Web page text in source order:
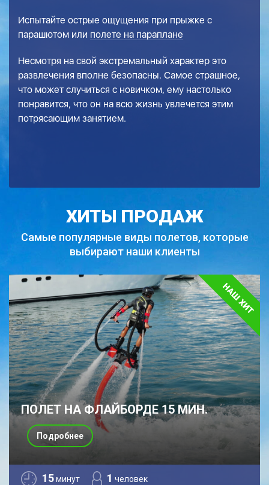
Испытайте острые ощущения при прыжке с
парашютом или полете на параплане
Несмотря на свой экстремальный характер это
развлечения вполне безопасны. Самое страшное,
что может случиться с новичком, ему настолько
понравится, что он на всю жизнь увлечется этим
потрясающим занятием.
ХИТЫ ПРОДАЖ
Самые популярные виды полетов, которые
выбирают наши клиенты
ПОЛЕТ НА ФЛАЙБОРДЕ 15 МИН.
15минут 1 человек
Подробнее